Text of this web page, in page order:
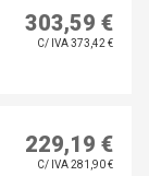
303,59 €
C/ IVA 373,42 €
229,19 €
C/ IVA 281,90 €